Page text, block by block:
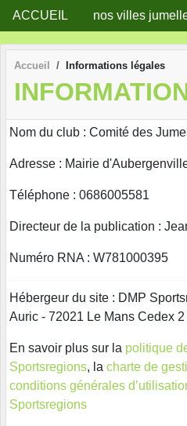
ACCUEIL nos villes
Accueil Informations légales
Nom du club : Comité des
Adresse : Mairie
Téléphone : 0686005581
Directeur de la publication :
Numéro RNA : W781000395
Hébergeur du site : DMP
Auric - 72021 Le Mans Cedex 2
En savoir plus sur la politique
Sportsregions, la charte de
conditions générales
Sportsregions
Panneau de gestion des cookies